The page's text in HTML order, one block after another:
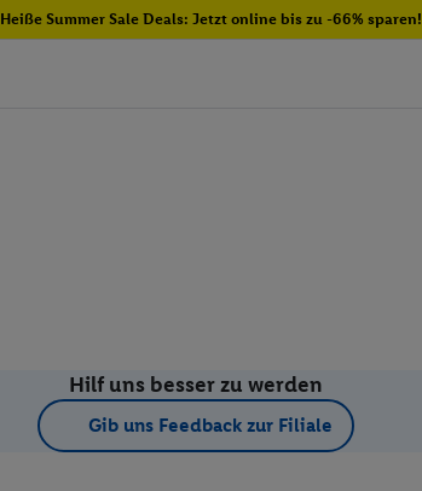
Heiße Summer Sale Deals: Jetzt online bis zu -66% sparen!
Hilf uns besser zu werden
Gib uns Feedback zur Filiale